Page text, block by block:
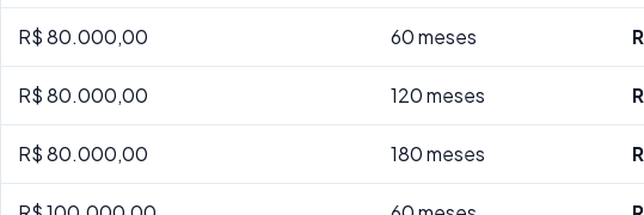
R$ 80.000,00 60 meses
R$ 80.000,00 120 meses
R$ 80.000,00 180 meses